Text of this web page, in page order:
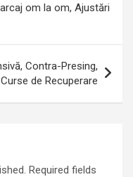
om la om, Ajustări
Contra-Presing,
Curse de Recuperare
Required fields